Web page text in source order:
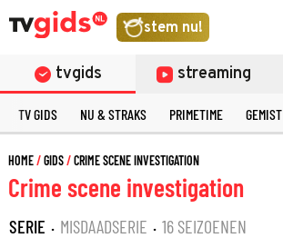
stem nu!
tvgids streaming
TV GIDS NU & STRAKS PRIMETIME GEMIST
HOME GIDS CRIME SCENE INVESTIGATION
Crime scene investigation
SERIE · MISDAADSERIE · 16 SEIZOENEN